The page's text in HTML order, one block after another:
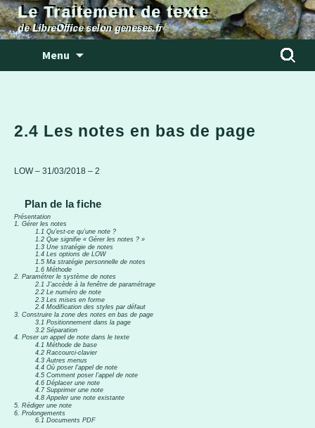
Le Traitement de texte
de LibreOffice selon geneses.fr
Menu
2.4 Les notes en bas de page
LOW – 31/03/2018 – 2
Plan de la fiche
Présentation
1. Gérer les notes
1.1 Qu’est-ce qu’une note ?
1.2 Que signifie « Gérer les notes ? »
1.3 Une stratégie de notes
1.4 Les options de LOW
1.5 Ma stratégie personnelle de notes
1.6 Méthode
2. Paramétrer le système de notes
2.1 J’accède à la fenêtre de paramétrage
2.2 Le numéro de note
2.3 Les mises en forme
2.4 Modification des styles par défaut
3. Construire la zone des notes en bas de page
3.1 Positionnement dans la page
3.2 Séparation
4. Poser un appel de note dans le texte
4.1 Méthode de base
4.2 Raccourci-clavier
4.3 Autres menus
4.4 Où poser l’appel de note
4.5 Comment poser l’appel de note
4.6 Déplacer une note
4.7 Supprimer une note
4.8 Appeler une note existante
5. Rédiger une note
6. Prolongements
6.1 Documents PDF